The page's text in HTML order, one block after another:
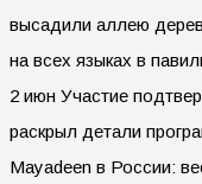
высадили аллею
на всех языках в
2 июн Участие
раскрыл детали
Mayadeen в России: